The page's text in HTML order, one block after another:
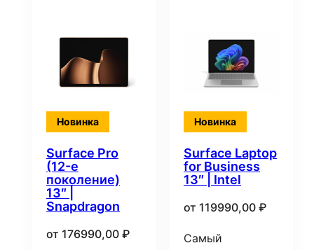
Новинка
Surface Pro
(12-е
поколение)
13″ |
Snapdragon
от 176990,00 ₽
Новинка
Surface Laptop
for Business
13″ | Intel
от 119990,00 ₽
Самый